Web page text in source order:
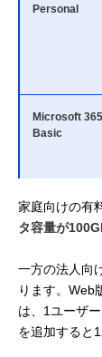
Personal
Microsoft 365
Basic
家庭向けの有
タ容量が
一方の法人向
ります。Web
は、1ユーザ
を追加すると